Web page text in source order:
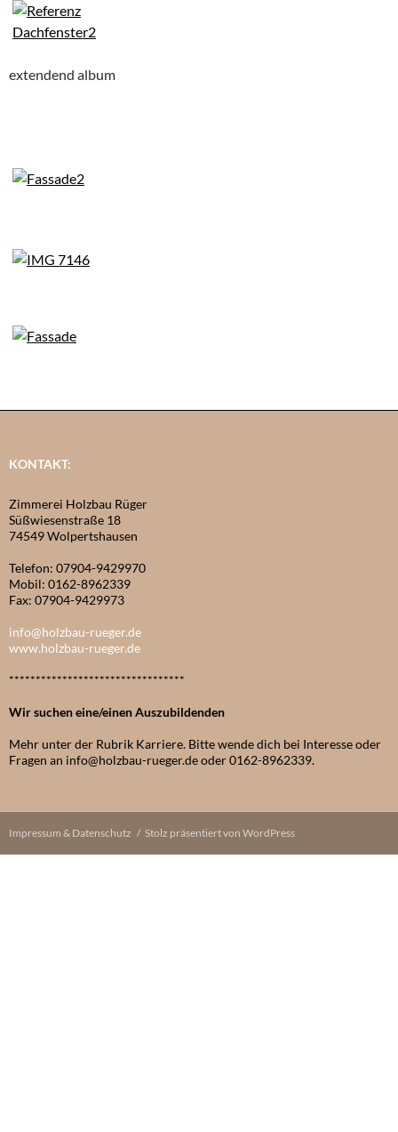
extendend album
KONTAKT:
Zimmerei Holzbau Rüger
Süßwiesenstraße 18
74549 Wolpertshausen
Telefon: 07904-9429970
Mobil: 0162-8962339
Fax: 07904-9429973
info@holzbau-rueger.de
www.holzbau-rueger.de
*********************************
Wir suchen eine/einen Auszubildenden
Mehr unter der Rubrik Karriere. Bitte wende dich bei Interesse oder
Fragen an info@holzbau-rueger.de oder 0162-8962339.
Impressum & Datenschutz Stolz präsentiert von WordPress